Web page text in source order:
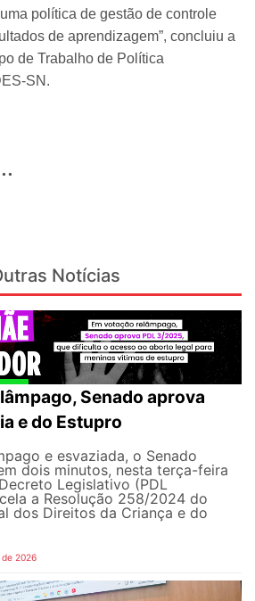
política de gestão de controle
de aprendizagem”, concluiu a
de Trabalho de Política
SN.
Notícias
Senado aprova
e do Estupro
e esvaziada, o Senado
dois minutos, nesta terça-feira
Legislativo (PDL
a Resolução 258/2024 do
dos Direitos da Criança e do
2026